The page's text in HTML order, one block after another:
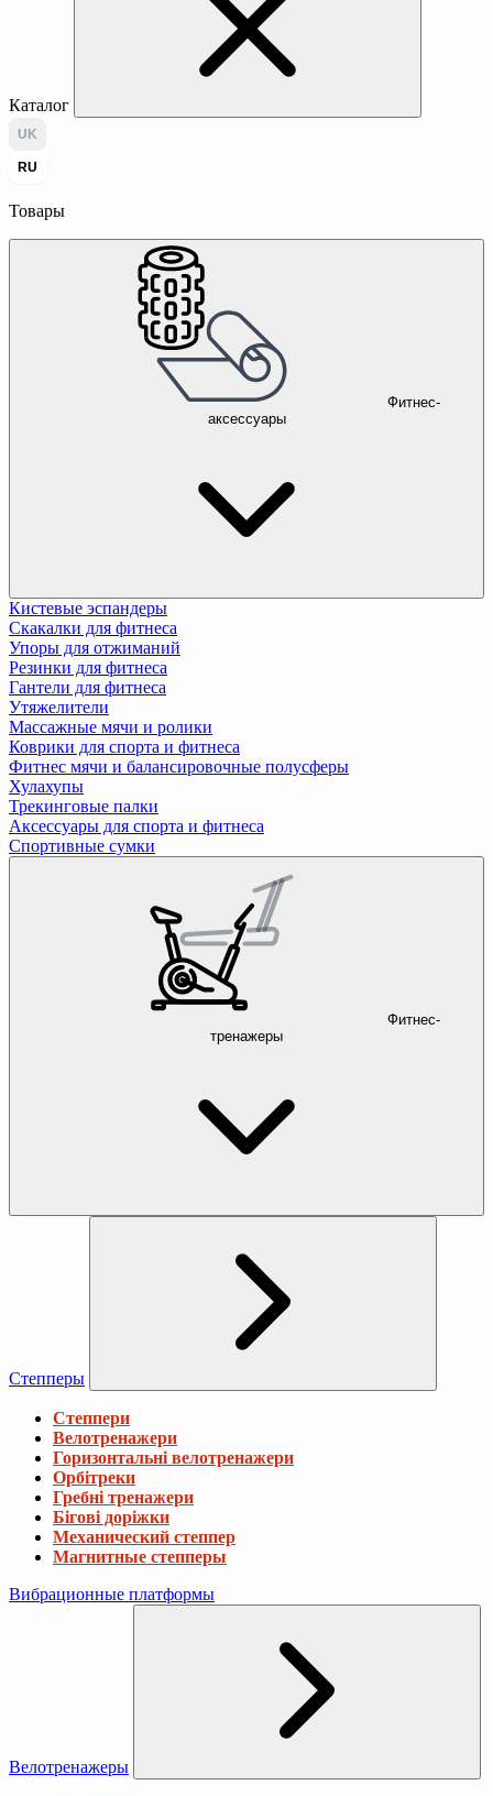
Каталог
UK
RU
Товары
Фитнес-
аксессуары
Кистевые эспандеры
Скакалки для фитнеса
Упоры для отжиманий
Резинки для фитнеса
Гантели для фитнеса
Утяжелители
Массажные мячи и ролики
Коврики для спорта и фитнеса
Фитнес мячи и балансировочные полусферы
Хулахупы
Трекинговые палки
Аксессуары для спорта и фитнеса
Спортивные сумки
Фитнес-
тренажеры
Степперы
Степпери
Велотренажери
Горизонтальні велотренажери
Орбітреки
Гребні тренажери
Бігові доріжки
Механический степпер
Магнитные степперы
Вибрационные платформы
Велотренажеры